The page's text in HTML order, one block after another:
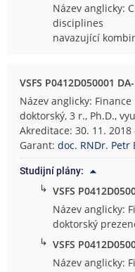
Název anglicky:
disciplines
navazující
VSFS P0412D050001
Název anglicky: Finance
doktorský, 3 r., Ph.D.,
Akreditace: 30. 11. 2018
Garant:doc. RNDr. Petr
Studijní plány:
↳ VSFS
Název anglicky:
doktorský
↳ VSFS
Název anglicky: